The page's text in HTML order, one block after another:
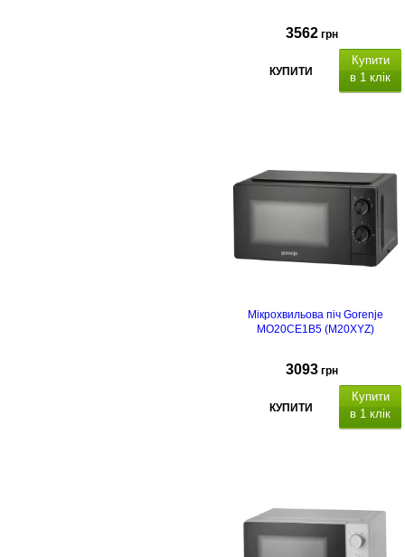
3562 грн
КУПИТИ
Купити
в 1 клік
Мікрохвильова піч Gorenje
MO20CE1B5 (M20XYZ)
3093 грн
КУПИТИ
Купити
в 1 клік